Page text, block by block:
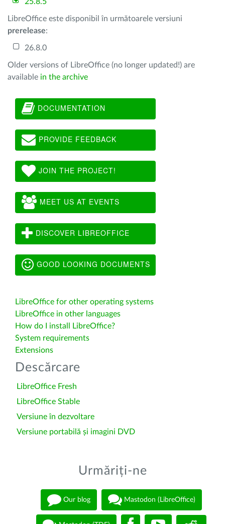
LibreOffice este disponibil în următoarele versiuni
prerelease:
26.8.0
Older versions of LibreOffice (no longer updated!) are
available in the archive
DOCUMENTATION
PROVIDE FEEDBACK
JOIN THE PROJECT!
MEET US AT EVENTS
DISCOVER LIBREOFFICE
GOOD LOOKING DOCUMENTS
LibreOffice for other operating systems
LibreOffice in other languages
How do I install LibreOffice?
System requirements
Extensions
Descărcare
LibreOffice Fresh
LibreOffice Stable
Versiune în dezvoltare
Versiune portabilă și imagini DVD
Urmăriți-ne
Our blog Mastodon (LibreOffice)